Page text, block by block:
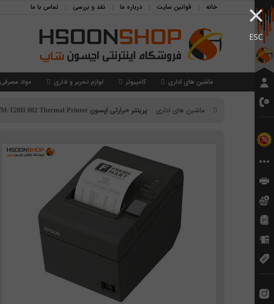
×
ESC
خانه قوانین سایت درباره ما نقد و بررسی تماس با ما
ماشین های اداری کامپیوتر لوازم تحریر و اداری مواد مصرفی
ماشین های اداری پرینتر حرارتی اپسون EPSON TM-T20II 002 Thermal Printer